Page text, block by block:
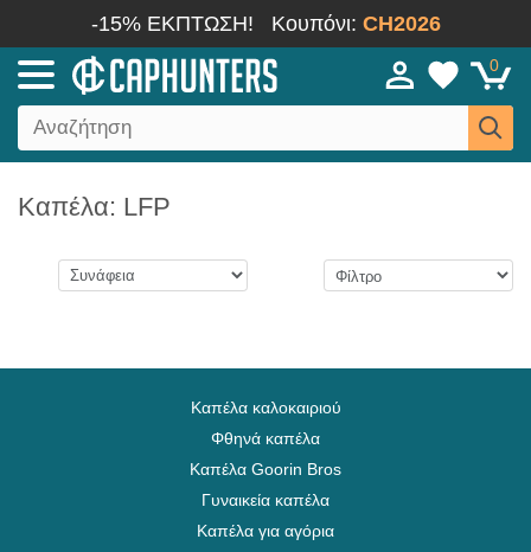
-15% ΕΚΠΤΩΣΗ! Κουπόνι: CH2026
0
Καπέλα: LFP
Καπέλα καλοκαιριού
Φθηνά καπέλα
Καπέλα Goorin Bros
Γυναικεία καπέλα
Καπέλα για αγόρια